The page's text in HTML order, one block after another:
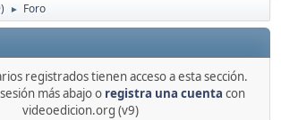
► Foro
registrados tienen acceso a esta sección.
más abajo o registra una cuenta con
videoedicion.org (v9)